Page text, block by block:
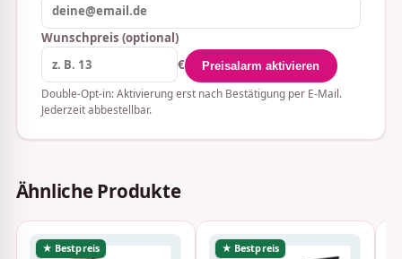
Wunschpreis (optional)
€
Preisalarm aktivieren
Double-Opt-in: Aktivierung erst nach Bestätigung per E-Mail.
Jederzeit abbestellbar.
Ähnliche Produkte
★ Bestpreis ★ Bestpreis